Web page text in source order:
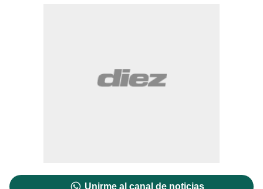
Unirme al canal de noticias